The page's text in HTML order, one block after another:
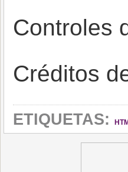
Controles
Créditos
ETIQUETAS: